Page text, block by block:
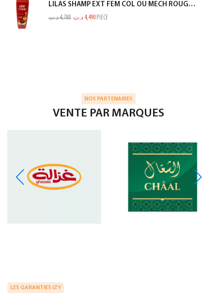
LILAS SHAMP EXT FEM COL OU MECH ROUGE 350ML
4,780د.ت 4,490 د.ت PIECE
NOS PARTENAIRES
VENTE PAR MARQUES
LES GARANTIES IZY